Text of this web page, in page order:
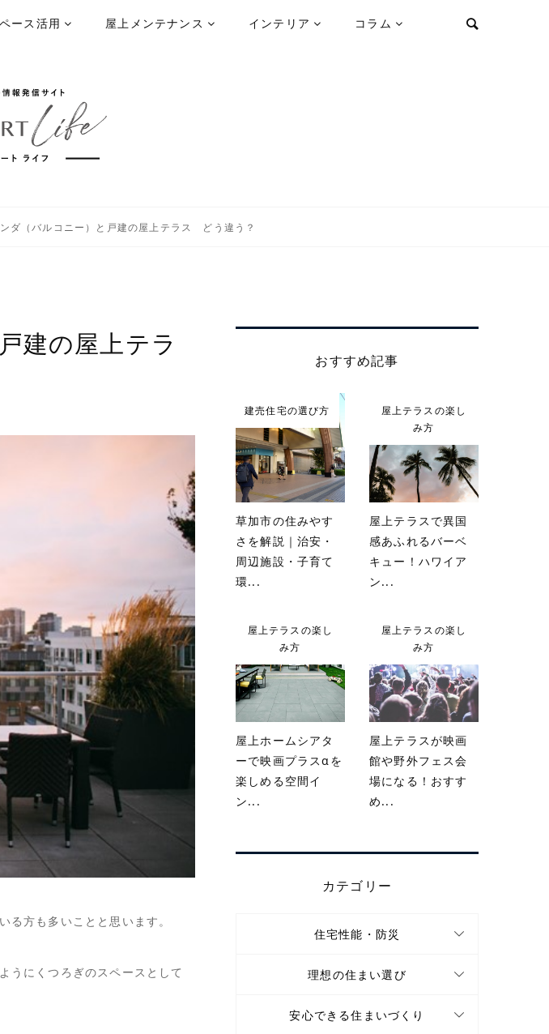
ース活用 屋上メンテナンス インテリア コラム
ダ（バルコニー）と戸建の屋上テラス どう違う？
建の屋上テラ
方も多いことと思います。
うにくつろぎのスペースとして
おすすめ記事
建売住宅の選び方
草加市の住みやす
さを解説｜治安・
周辺施設・子育て
環...
屋上テラスの楽し
み方
屋上テラスで異国
感あふれるバーベ
キュー！ハワイア
ン...
屋上テラスの楽し
み方
屋上ホームシアタ
ーで映画プラスαを
楽しめる空間イ
ン...
屋上テラスの楽し
み方
屋上テラスが映画
館や野外フェス会
場になる！おすす
め...
カテゴリー
住宅性能・防災
理想の住まい選び
安心できる住まいづくり